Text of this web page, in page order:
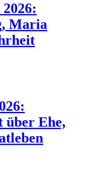
Maria
über Ehe,